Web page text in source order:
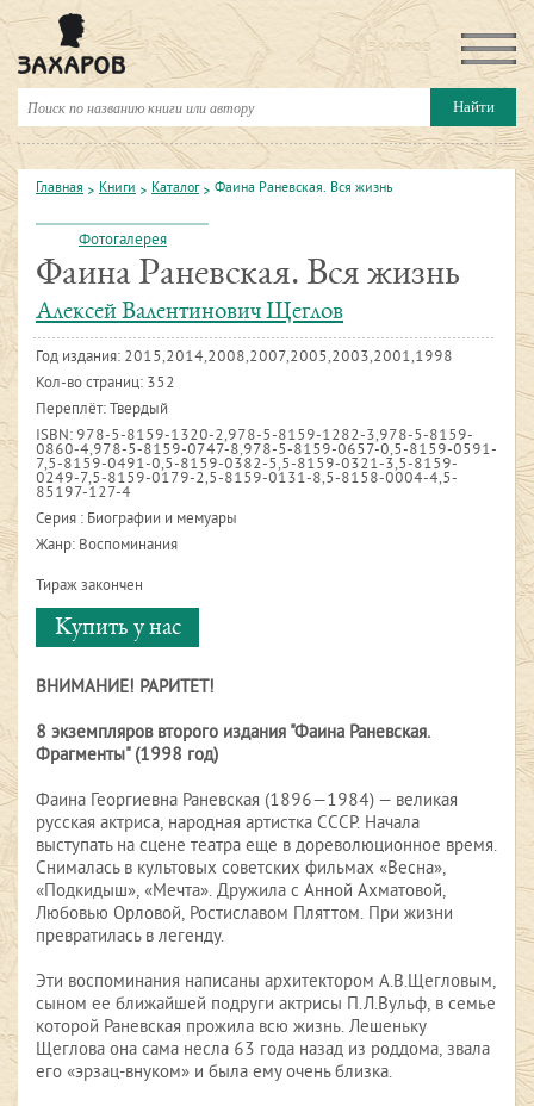
Главная Книги Каталог Фаина Раневская. Вся жизнь
Фотогалерея
Фаина Раневская. Вся жизнь
Алексей Валентинович Щеглов
Год издания: 2015,2014,2008,2007,2005,2003,2001,1998
Кол-во страниц: 352
Переплёт: Твердый
ISBN: 978-5-8159-1320-2,978-5-8159-1282-3,978-5-8159-
0860-4,978-5-8159-0747-8,978-5-8159-0657-0,5-8159-0591-
7,5-8159-0491-0,5-8159-0382-5,5-8159-0321-3,5-8159-
0249-7,5-8159-0179-2,5-8159-0131-8,5-8158-0004-4,5-
85197-127-4
Серия : Биографии и мемуары
Жанр: Воспоминания
Тираж закончен
Купить у нас
ВНИМАНИЕ! РАРИТЕТ!
8 экземпляров второго издания "Фаина Раневская.
Фрагменты" (1998 год)
Фаина Георгиевна Раневская (1896—1984) — великая
русская актриса, народная артистка СССР. Начала
выступать на сцене театра еще в дореволюционное время.
Снималась в культовых советских фильмах «Весна»,
«Подкидыш», «Мечта». Дружила с Анной Ахматовой,
Любовью Орловой, Ростиславом Пляттом. При жизни
превратилась в легенду.
Эти воспоминания написаны архитектором А.В.Щегловым,
сыном ее ближайшей подруги актрисы П.Л.Вульф, в семье
которой Раневская прожила всю жизнь. Лешеньку
Щеглова она сама несла 63 года назад из роддома, звала
его «эрзац-внуком» и была ему очень близка.